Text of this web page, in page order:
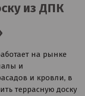
из ДПК
на рынке
и
и кровли, в
террасную доску